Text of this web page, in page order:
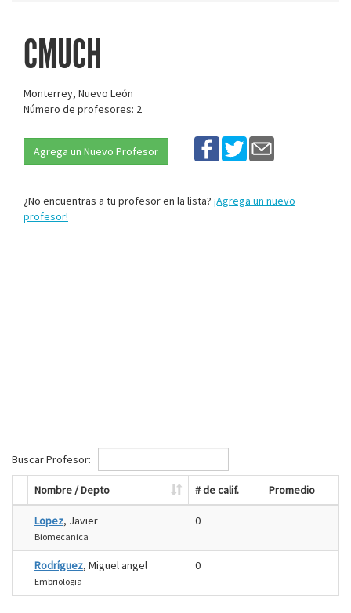
CMUCH
Monterrey, Nuevo León
Número de profesores: 2
Agrega un Nuevo Profesor
¿No encuentras a tu profesor en la lista? ¡Agrega un nuevo
profesor!
Buscar Profesor:
Nombre / Depto # de calif. Promedio
Lopez, Javier
Biomecanica
0
Rodríguez, Miguel angel
Embriologia
0